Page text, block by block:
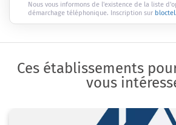
Nous vous informons de l'existence de la liste
démarchage téléphonique. Inscription sur
Ces établissements
vous